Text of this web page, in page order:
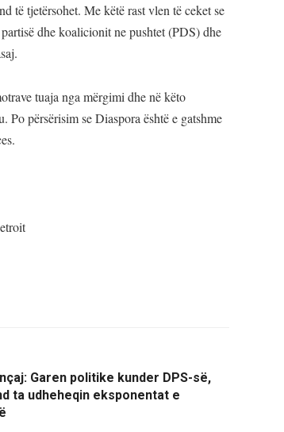
të tjetërsohet. Me këtë rast vlen të ceket se
dhe koalicionit ne pushtet (PDS) dhe
tuaja nga mërgimi dhe në këto
përsërisim se Diaspora është e gatshme
Garen politike kunder DPS-së,
ta udheheqin eksponentat e